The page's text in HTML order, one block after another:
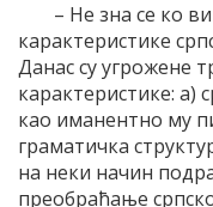
– Не зна се ко
карактеристике
Данас су угрожене
карактеристике: а)
као иманентно му
граматичка
на неки начин
преобраћање